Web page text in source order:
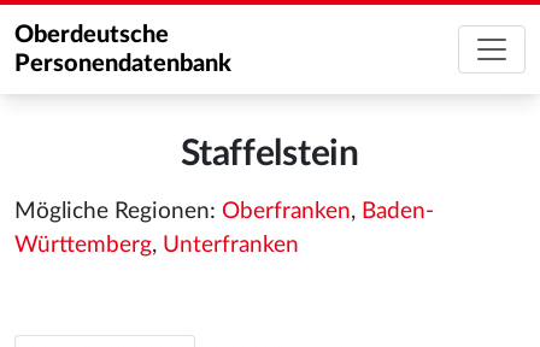
Oberdeutsche
Personendatenbank
Staffelstein
Mögliche Regionen: Oberfranken, Baden-
Württemberg, Unterfranken